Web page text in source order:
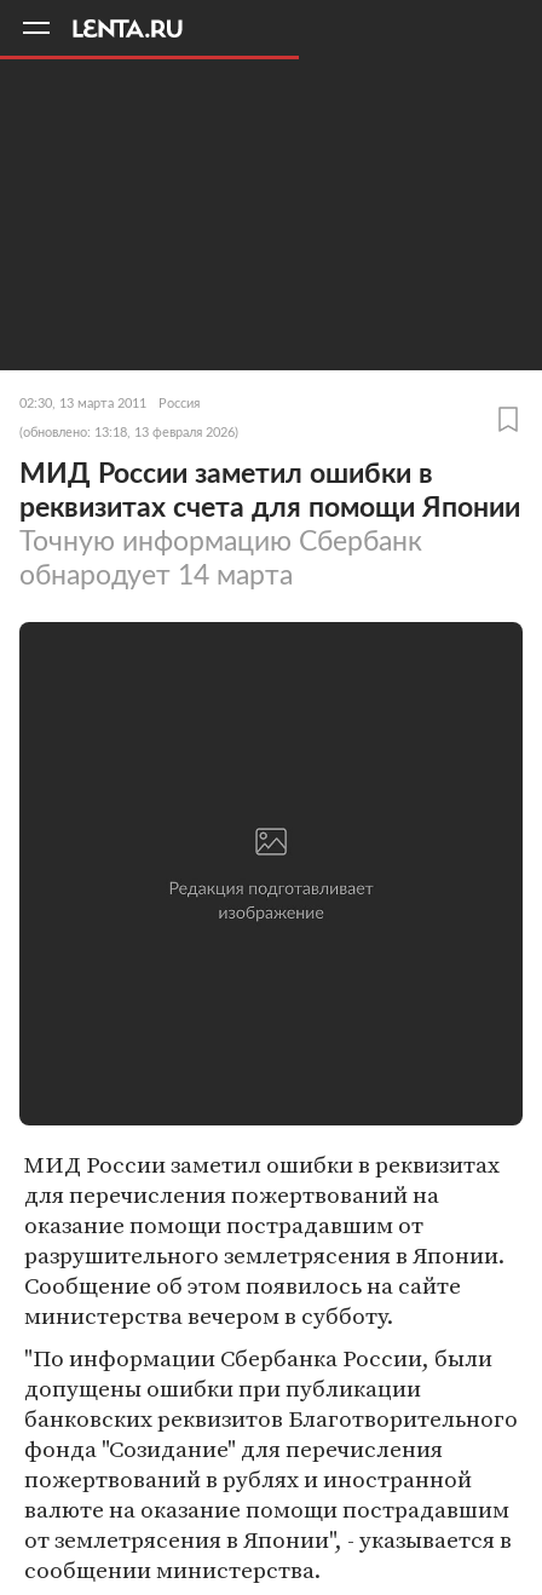
02:30, 13 марта 2011 Россия
(обновлено: 13:18, 13 февраля 2026)
МИД России заметил ошибки в
реквизитах счета для помощи Японии
Точную информацию Сбербанк
обнародует 14 марта
МИД России заметил ошибки в реквизитах
для перечисления пожертвований на
оказание помощи пострадавшим от
разрушительного землетрясения в Японии.
Сообщение об этом появилось на сайте
министерства вечером в субботу.
"По информации Сбербанка России, были
допущены ошибки при публикации
банковских реквизитов Благотворительного
фонда "Созидание" для перечисления
пожертвований в рублях и иностранной
валюте на оказание помощи пострадавшим
от землетрясения в Японии", - указывается в
сообщении министерства.